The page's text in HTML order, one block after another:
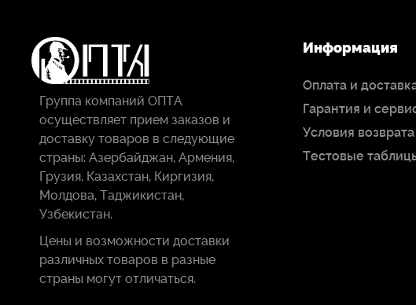
Группа компаний ОПТА
осуществляет прием заказов и
доставку товаров в следующие
страны: Азербайджан, Армения,
Грузия, Казахстан, Киргизия,
Молдова, Таджикистан,
Узбекистан.
Цены и возможности доставки
различных товаров в разные
страны могут отличаться.
Информация
Оплата и
Гарантия и
Условия возврата
Тестовые